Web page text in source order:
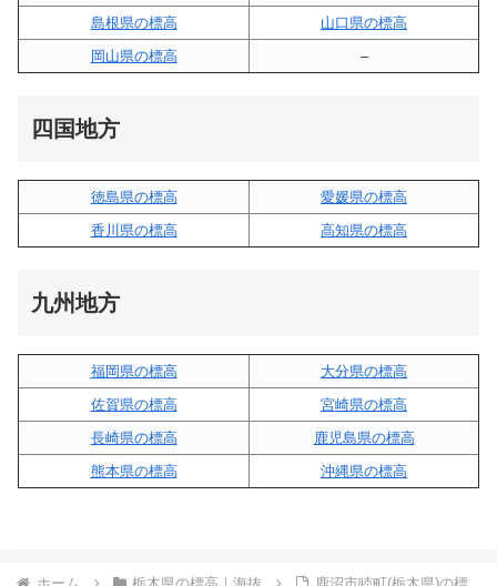
島根県の標高
山口県の標高
岡山県の標高
–
四国地方
徳島県の標高
愛媛県の標高
香川県の標高
高知県の標高
九州地方
福岡県の標高
大分県の標高
佐賀県の標高
宮崎県の標高
長崎県の標高
鹿児島県の標高
熊本県の標高
沖縄県の標高